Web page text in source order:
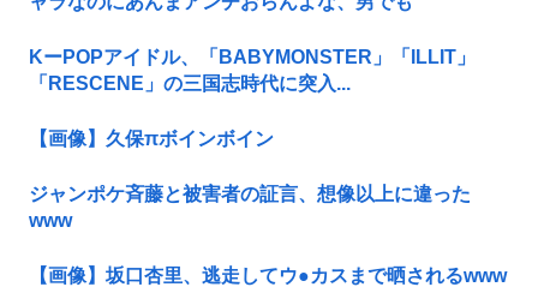
KーPOPアイドル、「BABYMONSTER」「ILLIT」
「RESCENE」の三国志時代に突入...
【画像】久保πボインボイン
ジャンポケ斉藤と被害者の証言、想像以上に違った
www
【画像】坂口杏里、逃走してウ●カスまで晒されるwww